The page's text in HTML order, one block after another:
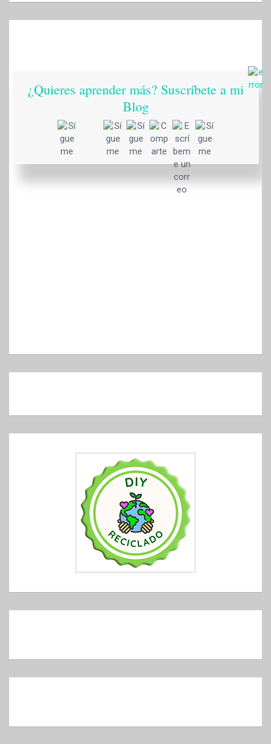
¿Quieres aprender más? Suscríbete a mi
Blog